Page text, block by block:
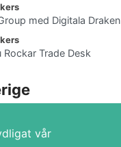
vår
med Digitala Draken
Rockar Trade Desk